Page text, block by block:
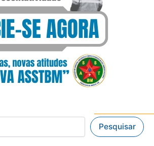
Pesquisar